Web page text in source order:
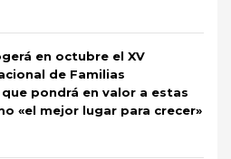
en octubre el XV
de Familias
que pondrá en valor a estas
«el mejor lugar para crecer»